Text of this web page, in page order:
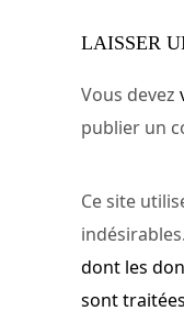
LAISSER
Vous devez
publier un
Ce site
indésirables.
dont les
sont traitées